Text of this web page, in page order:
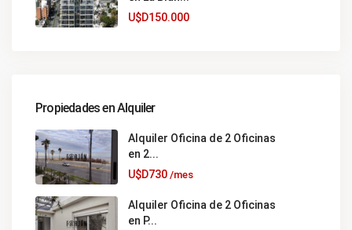
U$D150.000
Propiedades en Alquiler
Alquiler Oficina de 2 Oficinas
en 2...
U$D730 /mes
Alquiler Oficina de 2 Oficinas
en P...